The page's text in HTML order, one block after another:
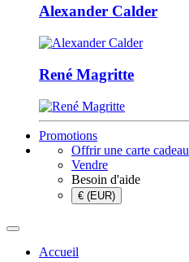
Alexander Calder
René Magritte
Promotions
Offrir une carte cadeau
Vendre
Besoin d'aide
€ (EUR)
Accueil